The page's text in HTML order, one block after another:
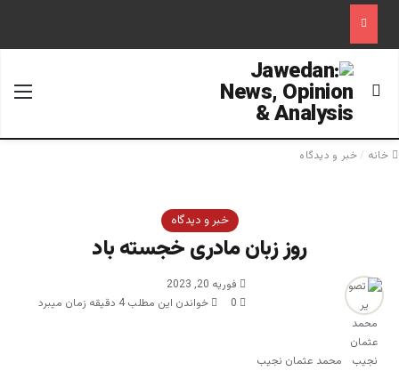
جستجو برای
خانه /خبر و دیدگاه
خبر و دیدگاه
روز زبان مادری خجسته باد
محمد عثمان نجیب
فوریه 20, 2023
0
خواندن این مطلب 4 دقیقه زمان میبرد